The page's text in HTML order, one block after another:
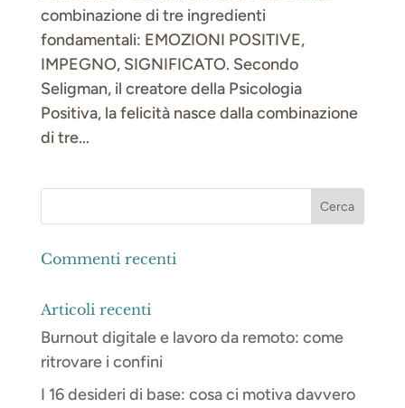
combinazione di tre ingredienti
fondamentali: EMOZIONI POSITIVE,
IMPEGNO, SIGNIFICATO. Secondo
Seligman, il creatore della Psicologia
Positiva, la felicità nasce dalla combinazione
di tre...
Commenti recenti
Articoli recenti
Burnout digitale e lavoro da remoto: come
ritrovare i confini
I 16 desideri di base: cosa ci motiva davvero